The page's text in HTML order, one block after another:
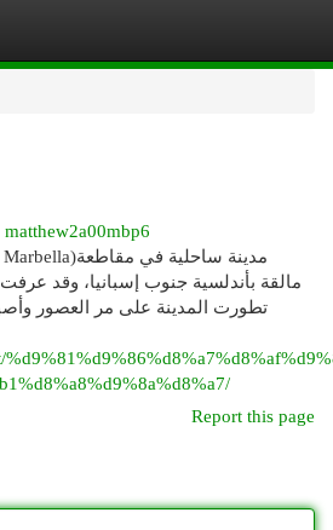
matthew2a00mbp6
مالقة بأندلسية جنوب إسبانيا، وقد
تطورت المدينة على مر العصور
Report this page